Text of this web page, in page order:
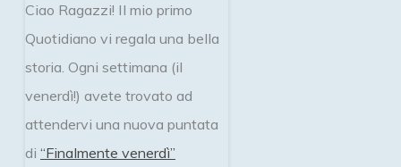
Ciao Ragazzi! Il mio primo
Quotidiano vi regala una bella
storia. Ogni settimana (il
venerdì!) avete trovato ad
attendervi una nuova puntata
di “Finalmente venerdì”